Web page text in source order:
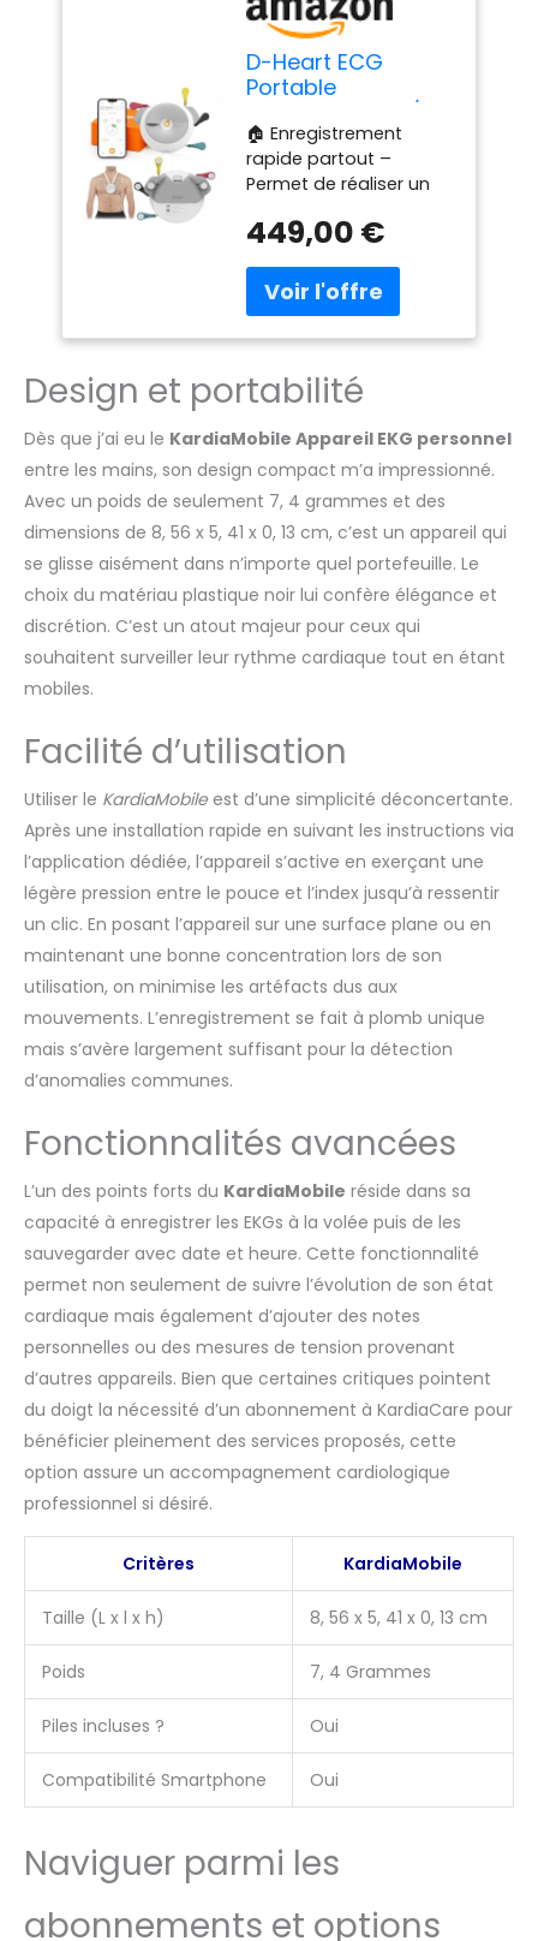
D-Heart ECG
Portable
Dérivations | 60
Électrodes Incluses
| Calcul PR, QRS |
PDF Partageable |
Compatible iOS &
Android | Dispositif
Médical pour
Patients et
Professionnels
🏠 Enregistrement
rapide partout –
Permet de réaliser un
quelques minutes.
présence de
symptômes
cardiaques tels que
irrégularités perçues,
ou pour des contrôles
périodiques
programmés. Utilisable
aussi bien à domicile
que dans un contexte
professionnel, offrant
une grande flexibilité
d’utilisation. 🩺 8/12
guidage via
l’application – Grâce à
augmentée,
l’application guide
l’utilisateur pour
positionner
correctement les
électrodes à l’aide de
la caméra du
smartphone. Permet
d’obtenir un tracé ECG
professionnel, clair et
informatif, adapté
aussi bien aux
professionnels de
santé qu’aux patients.
automatiquement –
tracé ECG directement
depuis l’application et
de l’exporter au format
calcule
automatiquement les
intervalles PR, RR et QRS,
utiles pour l’évaluation
par un médecin ou
pour un usage
professionnel. 🔋
Simple, câbles
appareils iOS et
Android en quelques
secondes, étui avec
recharge sans fil
intégrée et sachet de
60 électrodes jetables
inclus. Grâce à un
système breveté
d’enroulement des
conçue pour être prête
à l’emploi partout, sans
complexe. 🏆 Design
449,00 €
Design et portabilité
Dès que j’ai eu le KardiaMobile Appareil EKG personnel
entre les mains, son design compact m’a impressionné.
Avec un poids de seulement 7, 4 grammes et des
dimensions de 8, 56 x 5, 41 x 0, 13 cm, c’est un appareil qui
se glisse aisément dans n’importe quel portefeuille. Le
choix du matériau plastique noir lui confère élégance et
discrétion. C’est un atout majeur pour ceux qui
souhaitent surveiller leur rythme cardiaque tout en étant
mobiles.
Facilité d’utilisation
Utiliser le KardiaMobileest d’une simplicité déconcertante.
Après une installation rapide en suivant les instructions via
l’application dédiée, l’appareil s’active en exerçant une
légère pression entre le pouce et l’index jusqu’à ressentir
un clic. En posant l’appareil sur une surface plane ou en
maintenant une bonne concentration lors de son
utilisation, on minimise les artéfacts dus aux
mouvements. L’enregistrement se fait à plomb unique
mais s’avère largement suffisant pour la détection
d’anomalies communes.
Fonctionnalités avancées
L’un des points forts du KardiaMobile réside dans sa
capacité à enregistrer les EKGs à la volée puis de les
sauvegarder avec date et heure. Cette fonctionnalité
permet non seulement de suivre l’évolution de son état
cardiaque mais également d’ajouter des notes
personnelles ou des mesures de tension provenant
d’autres appareils. Bien que certaines critiques pointent
du doigt la nécessité d’un abonnement à KardiaCare pour
bénéficier pleinement des services proposés, cette
option assure un accompagnement cardiologique
professionnel si désiré.
Critères KardiaMobile
Taille (L x l x h) 8, 56 x 5, 41 x 0, 13 cm
Poids 7, 4 Grammes
Piles incluses ? Oui
Compatibilité Smartphone Oui
Naviguer parmi les
abonnements et options